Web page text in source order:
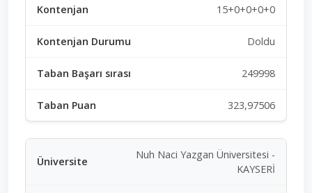
15+0+0+0+0
Doldu
249998
323,97506
Nuh Naci Yazgan Üniversitesi -
KAYSERİ